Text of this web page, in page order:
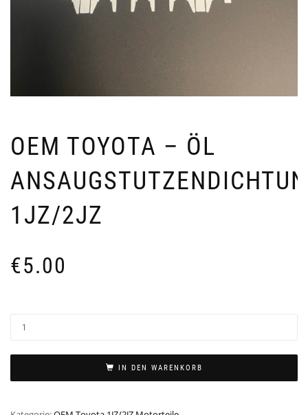
OEM TOYOTA – ÖL
1JZ/2JZ
€5.00
IN DEN WARENKORB